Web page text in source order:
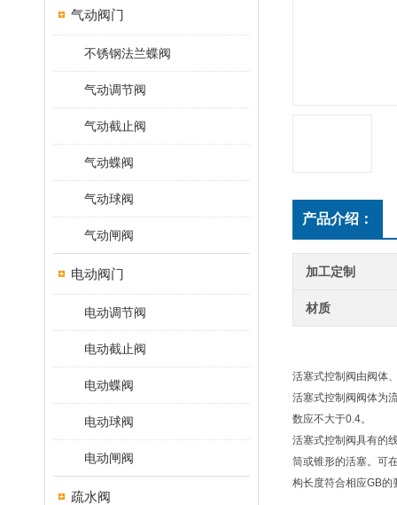
气动阀门
不锈钢法兰蝶阀
气动调节阀
气动截止阀
气动蝶阀
气动球阀
气动闸阀
电动阀门
电动调节阀
电动截止阀
电动蝶阀
电动球阀
电动闸阀
疏水阀
产品介绍：
加工定制
材质
活塞式控制阀由阀体
活塞式控制阀阀体为
数应不大于0.4。
活塞式控制阀具有的
筒或锥形的活塞。可
构长度符合相应GB的